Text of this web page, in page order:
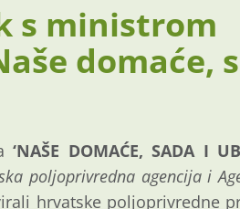
s ministrom
domaće,
‘NAŠE DOMAĆE, SADA I
poljoprivredna agencija i
hrvatske poljoprivredne